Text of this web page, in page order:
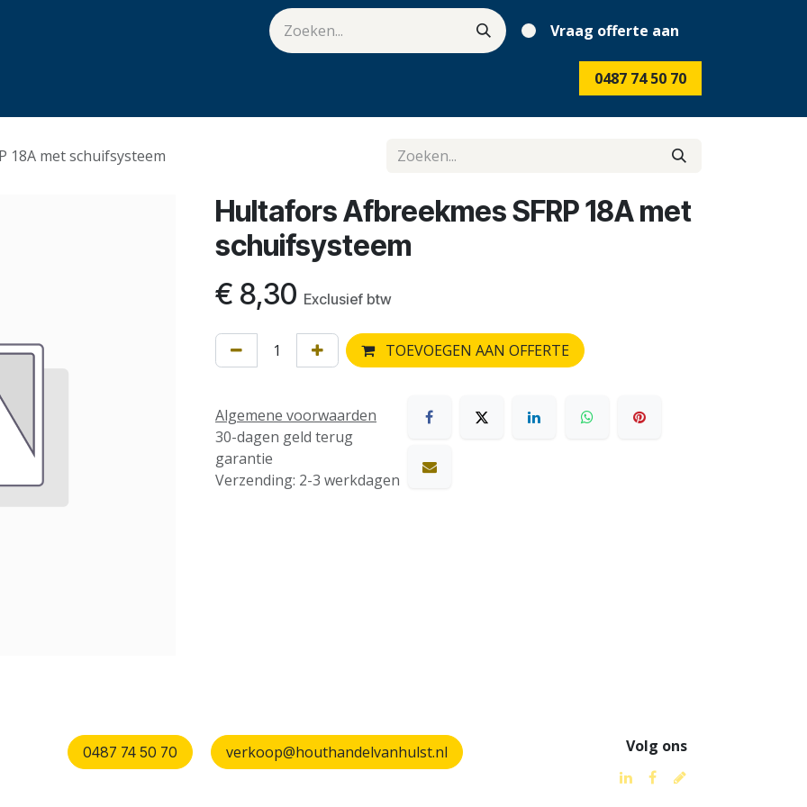
Vraag offerte aan
0487 74 50 70
18A met schuifsysteem
Hultafors Afbreekmes SFRP 18A met
schuifsysteem
€ 8,30 Exclusief btw
TOEVOEGEN AAN OFFERTE
Algemene voorwaarden
30-dagen geld terug
garantie
Verzending: 2-3 werkdagen
verkoop@houthandelvanhulst.nl Volg ons
0487 74 50 70